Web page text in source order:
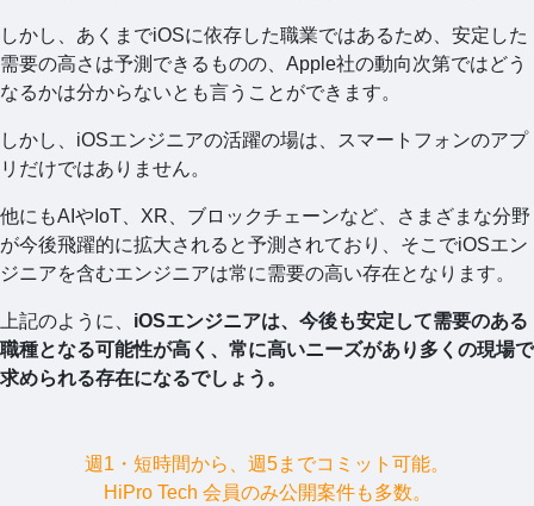
しかし、あくまでiOSに依存した職業ではあるため、安定した
需要の高さは予測できるものの、Apple社の動向次第ではどう
なるかは分からないとも言うことができます。
しかし、iOSエンジニアの活躍の場は、スマートフォンのアプ
リだけではありません。
他にもAIやIoT、XR、ブロックチェーンなど、さまざまな分野
が今後飛躍的に拡大されると予測されており、そこでiOSエン
ジニアを含むエンジニアは常に需要の高い存在となります。
上記のように、 iOSエンジニアは、今後も安定して需要のある
職種となる可能性が高く、常に高いニーズがあり多くの現場で
求められる存在になるでしょう。
週1・短時間から、週5までコミット可能。
HiPro Tech 会員のみ公開案件も多数。